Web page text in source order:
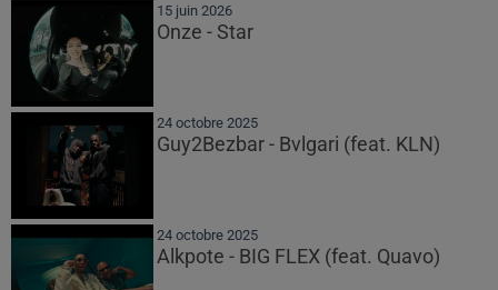
15 juin 2026
Onze - Star
24 octobre 2025
Guy2Bezbar - Bvlgari (feat. KLN)
24 octobre 2025
Alkpote - BIG FLEX (feat. Quavo)